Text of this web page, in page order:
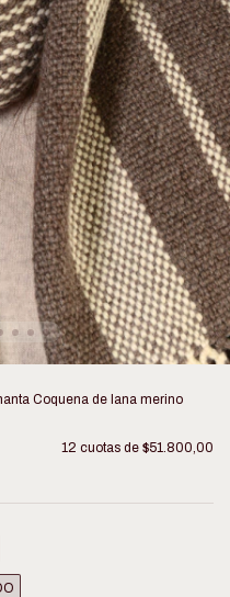
Coquena de lana merino
12 cuotas de $51.800,00